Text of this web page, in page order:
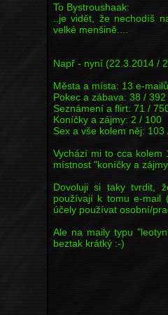
To Bystroushaak:
..je vidět, že nechodíš
velké menšině....
Např - nyní (22.3.2014 /
Města a místa: 13 e-
Pokec a zábava: 38 / 392
Seznámení a flirt: 71 /
Koníčky a zájmy: 2 / 100
Sex a vše kolem něj: 103
Vychází mi to cca
místnost "koníčky a
Dovoluji si taky tvrdit,
používají k tomu e-mail
účely používat osobní/
Ale na maily typu
beztak krátký :-)